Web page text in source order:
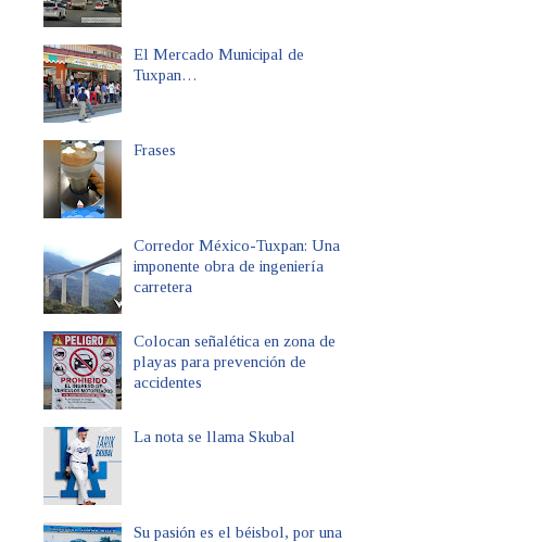
El Mercado Municipal de
Tuxpan…
Frases
Corredor México-Tuxpan: Una
imponente obra de ingeniería
carretera
Colocan señalética en zona de
playas para prevención de
accidentes
La nota se llama Skubal
Su pasión es el béisbol, por una